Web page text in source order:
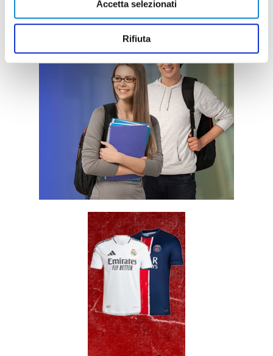
Accetta selezionati
Rifiuta